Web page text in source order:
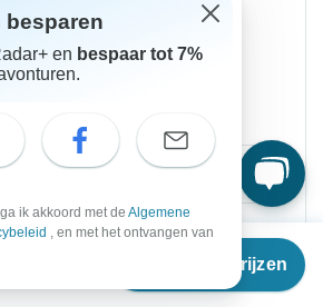
Reisdata & prijzen
€1.726 per persoon
savings
besparen
en bespaar tot 7%
ik akkoord met de Algemene
, en met het ontvangen van